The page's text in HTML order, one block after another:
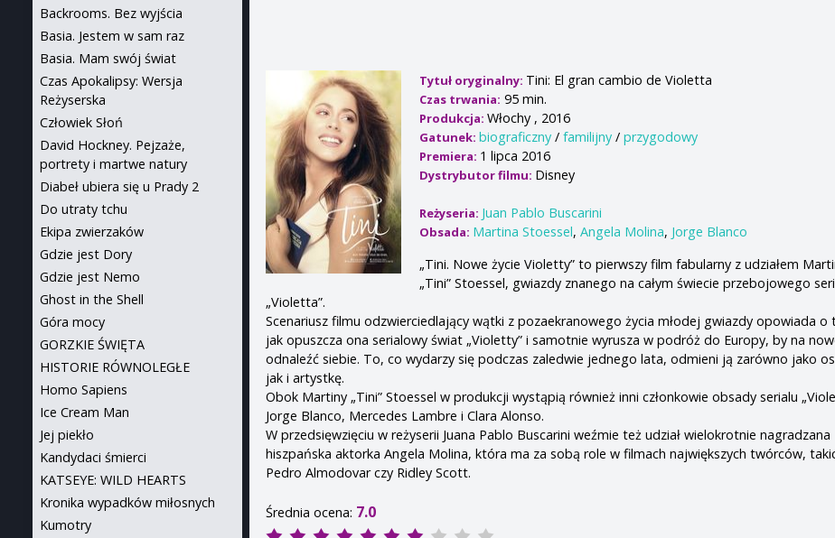
Tytuł oryginalny: Tini: El gran cambio de Violetta
Czas trwania: 95 min.
Produkcja:Włochy , 2016
Gatunek:biograficzny /familijny /przygodowy
Premiera: 1 lipca 2016
Dystrybutor filmu: Disney
Reżyseria: Juan Pablo Buscarini
Obsada: Martina Stoessel,Angela Molina, Jorge Blanco
„Tini. Nowe życie Violetty” to pierwszy film fabularny z udziałem
„Tini” Stoessel, gwiazdy znanego na całym świecie przebojowego
„Violetta”.
Scenariusz filmu odzwierciedlający wątki z pozaekranowego życia młodej gwiazdy opowiada o
jak opuszcza ona serialowy świat „Violetty” i samotnie wyrusza w podróż do Europy, by na
odnaleźć siebie. To, co wydarzy się podczas zaledwie jednego lata, odmieni ją zarówno jako
jak i artystkę.
Obok Martiny „Tini” Stoessel w produkcji wystąpią również inni członkowie obsady serialu
Jorge Blanco, Mercedes Lambre i Clara Alonso.
W przedsięwzięciu w reżyserii Juana Pablo Buscarini weźmie też udział wielokrotnie nagradzana
hiszpańska aktorka Angela Molina, która ma za sobą role w filmach największych twórców,
Pedro Almodovar czy Ridley Scott.
Średnia ocena: 7.0
Backrooms. Bez wyjścia
Basia. Jestem w sam raz
Basia. Mam swój świat
Czas Apokalipsy: Wersja
Reżyserska
Człowiek Słoń
David Hockney. Pejzaże,
portrety i martwe natury
Diabeł ubiera się u Prady 2
Do utraty tchu
Ekipa zwierzaków
Gdzie jest Dory
Gdzie jest Nemo
Ghost in the Shell
Góra mocy
GORZKIE ŚWIĘTA
HISTORIE RÓWNOLEGŁE
Homo Sapiens
Ice Cream Man
Jej piekło
Kandydaci śmierci
KATSEYE: WILD HEARTS
Kronika wypadków miłosnych
Kumotry